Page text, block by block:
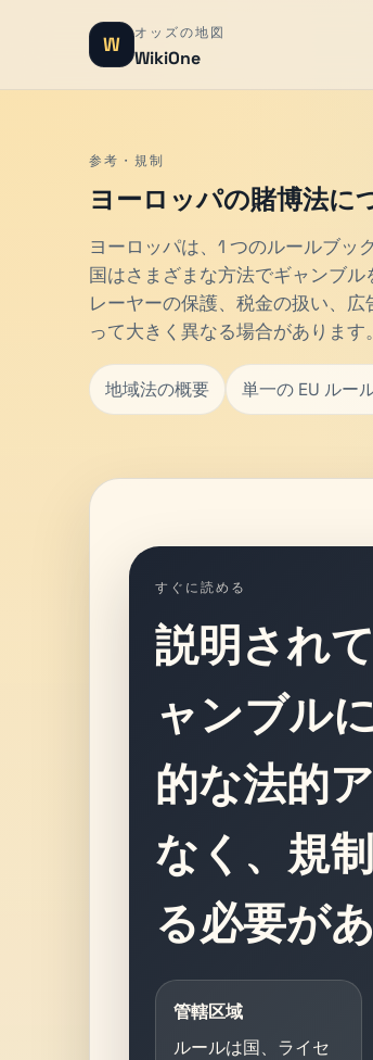
W オッズの地図
WikiOne
参考・規制
ヨーロッパの賭博法に
ヨーロッパは、1 つのルールブッ
国はさまざまな方法でギャンブ
レーヤーの保護、税金の扱い、
って大きく異なる場合があります。
地域法の概要 単一の EU ルー
すぐに読める
説明され
ャンブル
的な法的
なく、規
る必要が
管轄区域
ルールは国、ライセ